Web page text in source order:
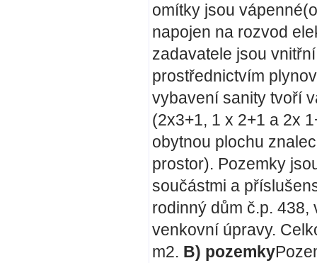
omítky jsou
napojen na rozvod
zadavatele jsou
prostřednictvím
vybavení sanity tvoří
(2x3+1, 1 x 2+1 a 2x
obytnou plochu
prostor). Pozemky
součástmi a
rodinný dům č.p.
venkovní úpravy.
m2. B) pozemky